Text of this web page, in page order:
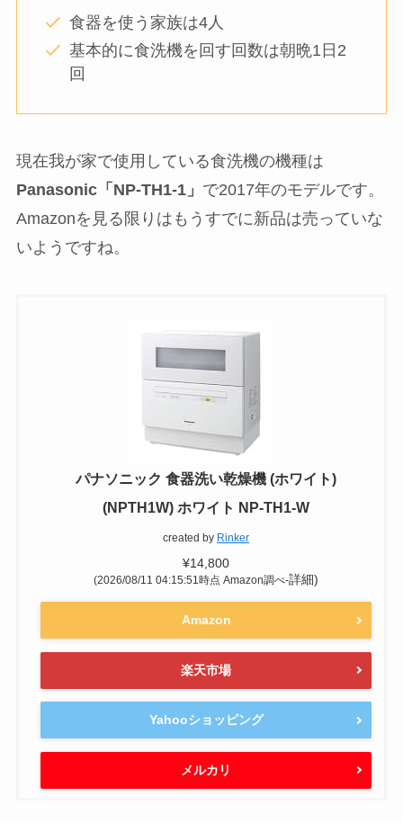
我が家の食洗機の使用環境
食器を使う家族は4人
基本的に食洗機を回す回数は朝晩1日2
回
Panasonic「NP-TH1-1」で2017年のモデルです。
Amazonを見る限りはもうすでに新品は売っていな
パナソニック 食器洗い乾燥機 (ホワイト)
created byRinker
¥14,800
Amazon